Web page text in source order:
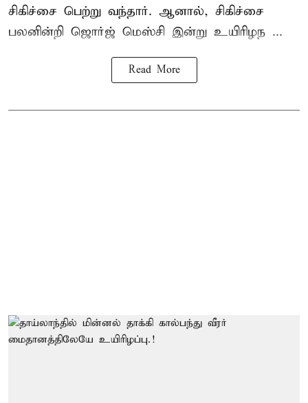
சிகிச்சை பெற்று வந்தார். ஆனால், சிகிச்சை
பலனின்றி ஜொர்ஜ் மெஸ்சி இன்று உயிரிழந ...
Read More